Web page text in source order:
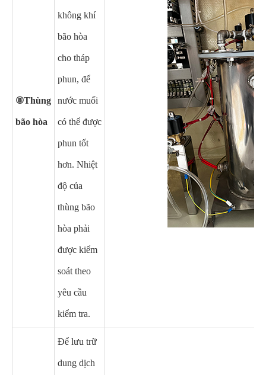
⑧Thùng
bão hòa
không khí
bão hòa
cho tháp
phun, để
nước muối
có thể được
phun tốt
hơn. Nhiệt
độ của
thùng bão
hòa phải
được kiểm
soát theo
yêu cầu
kiểm tra.
Để lưu trữ
dung dịch